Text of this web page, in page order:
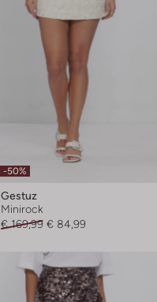
-50%
Gestuz
Minirock
€ 169,99 € 84,99